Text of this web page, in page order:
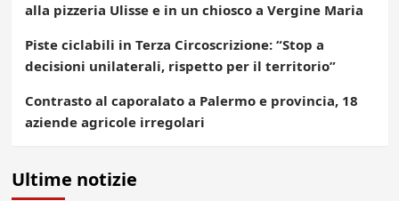
alla pizzeria Ulisse e in un chiosco a Vergine Maria
Piste ciclabili in Terza Circoscrizione: “Stop a
decisioni unilaterali, rispetto per il territorio”
Contrasto al caporalato a Palermo e provincia, 18
aziende agricole irregolari
Ultime notizie